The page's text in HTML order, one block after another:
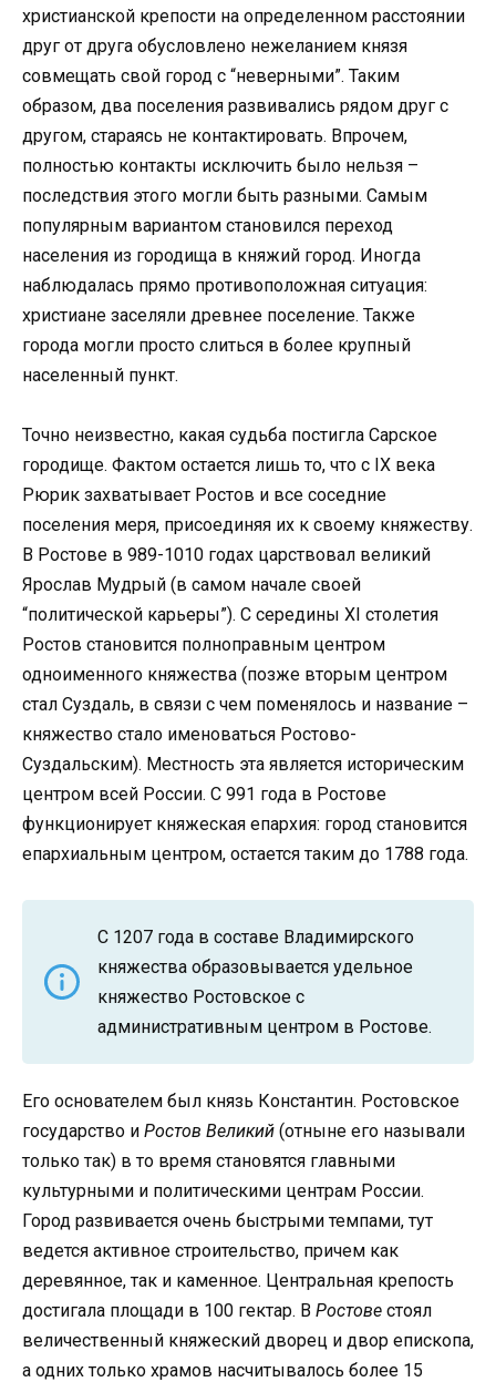
христианской крепости на определенном расстоянии
друг от друга обусловлено нежеланием князя
совмещать свой город с “неверными”. Таким
образом, два поселения развивались рядом друг с
другом, стараясь не контактировать. Впрочем,
полностью контакты исключить было нельзя –
последствия этого могли быть разными. Самым
популярным вариантом становился переход
населения из городища в княжий город. Иногда
наблюдалась прямо противоположная ситуация:
христиане заселяли древнее поселение. Также
города могли просто слиться в более крупный
населенный пункт.
Точно неизвестно, какая судьба постигла Сарское
городище. Фактом остается лишь то, что с IX века
Рюрик захватывает Ростов и все соседние
поселения меря, присоединяя их к своему княжеству.
В Ростове в 989-1010 годах царствовал великий
Ярослав Мудрый (в самом начале своей
“политической карьеры”). С середины XI столетия
Ростов становится полноправным центром
одноименного княжества (позже вторым центром
стал Суздаль, в связи с чем поменялось и название –
княжество стало именоваться Ростово-
Суздальским). Местность эта является историческим
центром всей России. С 991 года в Ростове
функционирует княжеская епархия: город становится
епархиальным центром, остается таким до 1788 года.
С 1207 года в составе Владимирского
княжества образовывается удельное
княжество Ростовское с
административным центром в Ростове.
Его основателем был князь Константин. Ростовское
государство и Ростов Великий (отныне его называли
только так) в то время становятся главными
культурными и политическими центрам России.
Город развивается очень быстрыми темпами, тут
ведется активное строительство, причем как
деревянное, так и каменное. Центральная крепость
достигала площади в 100 гектар. В Ростове стоял
величественный княжеский дворец и двор епископа,
а одних только храмов насчитывалось более 15